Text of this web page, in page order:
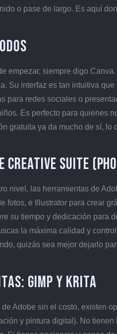
o pase de largo. Es aquí
empezar, siempre digo
Su interfaz es tan intuitiva
para redes sociales o
Es perfecto para quienes
gratuita ya da mucho de sí,
Creative Suite
nivel, las herramientas de
fotos, e Illustrator para crear
su tiempo y dedicación para
la máxima calidad y
quizás sea mejor dejarlo
GIMP y Krita
Adobe sin el costo, existen
y pintura digital). No